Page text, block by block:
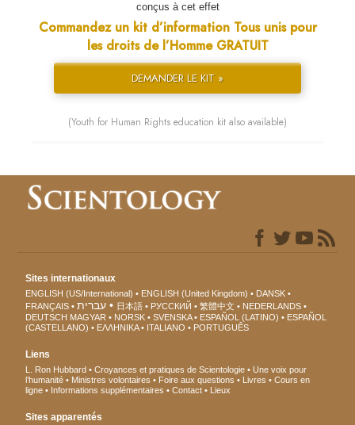
conçus à cet effet
Commandez un kit d’information Tous unis pour
les droits de l’Homme GRATUIT
DEMANDER LE KIT »
(Youth for Human Rights education kit also available)
Sites internationaux
ENGLISH (US/International) ENGLISH (United Kingdom)
DANSK
FRANÇAIS
עברית 日本語 РУССКИЙ 繁體中文
NEDERLANDS
DEUTSCH MAGYAR NORSK SVENSKA ESPAÑOL (LATINO)
ESPAÑOL
(CASTELLANO)
ΕΛΛΗΝΙΚA ITALIANO PORTUGUÊS
Liens
L. Ron Hubbard Croyances et pratiques de Scientologie
Une voix pour
l’humanité
Ministres volontaires Foire aux questions Livres
Cours en
ligne
Informations supplémentaires Contact Lieux
Sites apparentés